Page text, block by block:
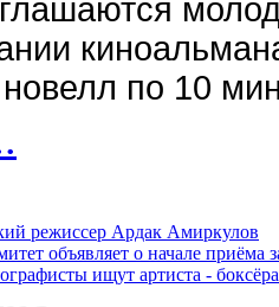
новелл по 10
режиссер Ардак Амиркулов
объявляет о начале приёма
ищут артиста -